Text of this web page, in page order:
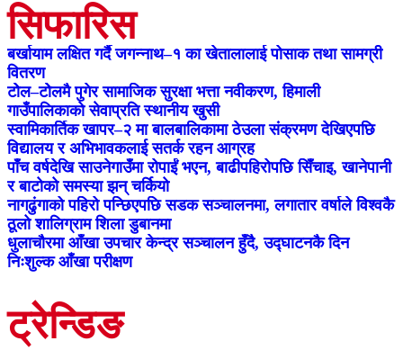
सिफारिस
बर्खायाम लक्षित गर्दै जगन्नाथ–१ का खेतालालाई पोसाक तथा सामग्री
वितरण
टोेल–टोेलमै पुगेर सामाजिक सुरक्षा भत्ता नवीकरण, हिमाली
गाउँपालिकाको सेवाप्रति स्थानीय खुसी
स्वामिकार्तिक खापर–२ मा बालबालिकामा ठेउला संक्रमण देखिएपछि
विद्यालय र अभिभावकलाई सतर्क रहन आग्रह
पाँच वर्षदेखि साउनेगाउँमा रोपाईं भएन, बाढीपहिरोपछि सिँचाइ, खानेपानी
र बाटोको समस्या झन् चर्कियो
नागढुंगाको पहिरो पन्छिएपछि सडक सञ्चालनमा, लगातार वर्षाले विश्वकै
ठूलो शालिग्राम शिला डुबानमा
धुलाचौरमा आँखा उपचार केन्द्र सञ्चालन हुँदै, उद्घाटनकै दिन
निःशुल्क आँखा परीक्षण
ट्रेन्डिङ